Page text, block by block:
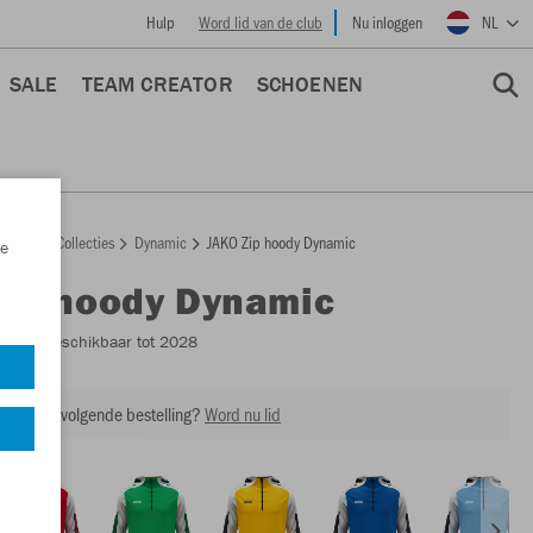
Hulp Word lid van de club Nu inloggen NL
SALE TEAM CREATOR SCHOENEN
Collecties Dynamic JAKO Zip hoody Dynamic
Zip hoody Dynamic
- Beschikbaar tot 2028
op je volgende bestelling?Word nu lid